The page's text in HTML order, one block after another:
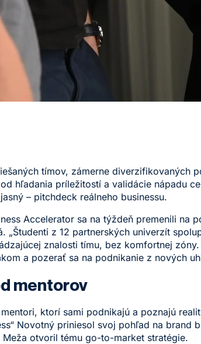
tímov, zámerne diverzifikovaných
hľadania príležitostí a validácie nápadu
– pitchdeck reálneho businessu.
Accelerator sa na týždeň premenili na
„Študenti z 12 partnerských univerzít
znalosti tímu, bez komfortnej
a pozerať sa na podnikanie z nových
mentorov
ktorí sami podnikajú a poznajú
Novotný priniesol svoj pohľad na brand
otvoril tému go-to-market stratégie.